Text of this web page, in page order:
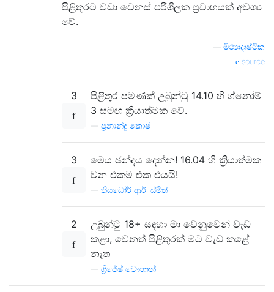
පිළිතුරට වඩා වෙනස් පරිශීලක ප්‍රවාහයක් අවශ්‍ය
වේ.
මිථ්‍යාදෘෂ්ටික
source
3
පිළිතුර පමණක් උබුන්ටු 14.10 හි ග්නෝම්
3 සමඟ ක්‍රියාත්මක වේ.
ප්‍රනාන්දු කොෂ්
3
මෙය ඡන්දය දෙන්න! 16.04 හි ක්‍රියාත්මක
වන එකම එක එයයි!
තියඩෝර් ආර්. ස්මිත්
2
උබුන්ටු 18+ සඳහා මා වෙනුවෙන් වැඩ
කළා, වෙනත් පිළිතුරක් මට වැඩ කළේ
නැත
ග්‍රිජේෂ් චෞහාන්